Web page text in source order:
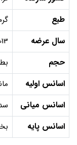
طبع
سال عرضه
حجم بطری 100
اسانس اولیه
اسانس میانی
اسانس پایه